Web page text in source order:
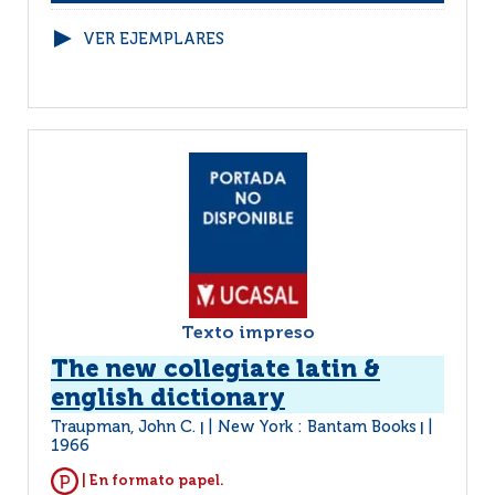
VER EJEMPLARES
Texto impreso
The new collegiate latin &
english dictionary
Traupman, John C. New York : Bantam Books
1966
| En formato papel.